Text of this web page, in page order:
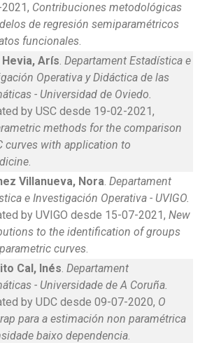
Contribuciones metodológicas
de regresión semiparamétricos
funcionales.
Hevia, Arís. Departament Estadística e
Operativa y Didáctica de las
- Universidad de Oviedo.
by USC desde 19-02-2021,
methods for the comparison
curves with application to
.
Villanueva, Nora. Departament
e Investigación Operativa - UVIGO.
by UVIGO desde 15-07-2021, New
to the identification of groups
curves.
Cal, Inés. Departament
- Universidade de A Coruña.
by UDC desde 09-07-2020, O
para a estimación non paramétrica
baixo dependencia.